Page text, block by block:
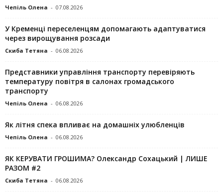
Чепіль Олена - 07.08.2026
У Кременці переселенцям допомагають адаптуватися
через вирощування розсади
Скиба Тетяна - 06.08.2026
Представники управління транспорту перевіряють
температуру повітря в салонах громадського
транспорту
Чепіль Олена - 06.08.2026
Як літня спека впливає на домашніх улюбленців
Чепіль Олена - 06.08.2026
ЯК КЕРУВАТИ ГРОШИМА? Олександр Сохацький | ЛИШЕ
РАЗОМ #2
Скиба Тетяна - 06.08.2026